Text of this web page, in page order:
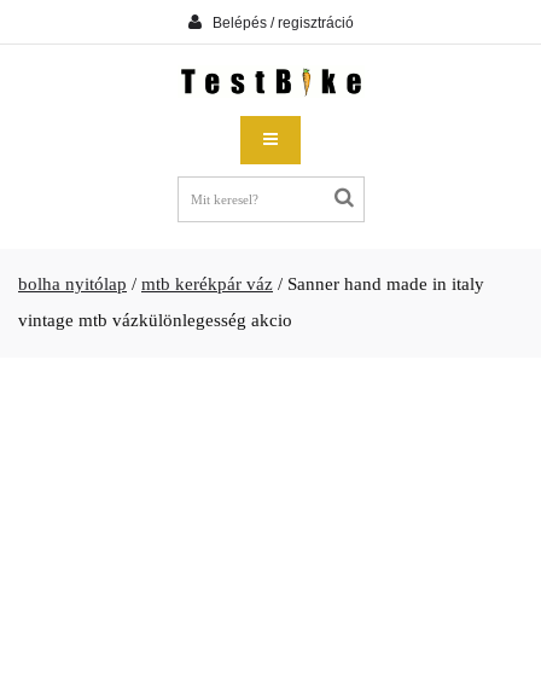
Belépés / regisztráció
bolha nyitólap / mtb kerékpár váz / Sanner hand made in italy
vintage mtb vázkülönlegesség akcio